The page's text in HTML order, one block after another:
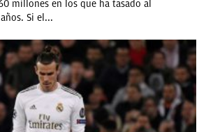
millones en los que ha tasado al
Si el...